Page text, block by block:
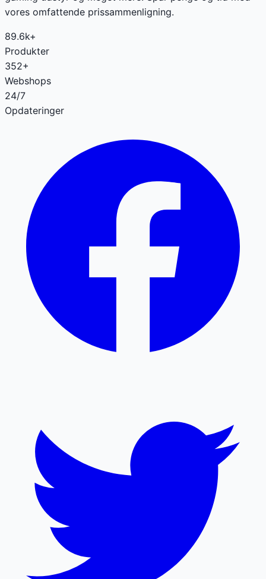
vores omfattende prissammenligning.
89.6k+
Produkter
352+
Webshops
24/7
Opdateringer